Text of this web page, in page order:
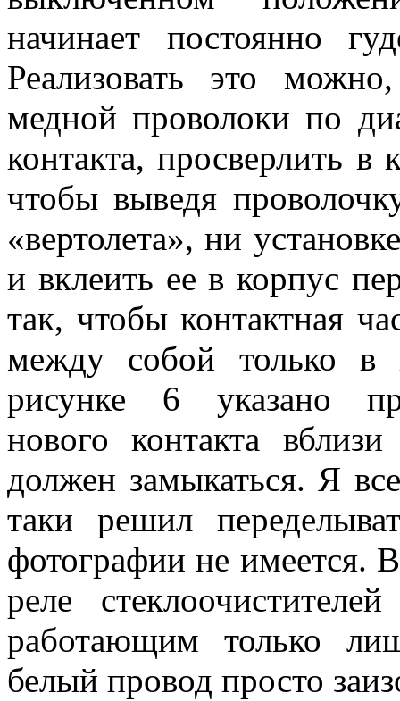
начинает постоянно
Реализовать это
медной проволоки по
контакта, просверлить в
чтобы выведя
«вертолета», ни
и вклеить ее в корпус
так, чтобы контактная
между собой только в
рисунке 6 указано
нового контакта
должен замыкаться. Я
таки решил
фотографии не имеется.
реле
работающим только
белый провод просто